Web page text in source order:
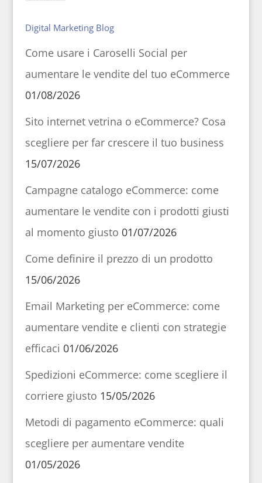
Digital Marketing Blog
Come usare i Caroselli Social per
aumentare le vendite del tuo eCommerce
01/08/2026
Sito internet vetrina o eCommerce? Cosa
scegliere per far crescere il tuo business
15/07/2026
Campagne catalogo eCommerce: come
aumentare le vendite con i prodotti giusti
al momento giusto 01/07/2026
Come definire il prezzo di un prodotto
15/06/2026
Email Marketing per eCommerce: come
aumentare vendite e clienti con strategie
efficaci 01/06/2026
Spedizioni eCommerce: come scegliere il
corriere giusto 15/05/2026
Metodi di pagamento eCommerce: quali
scegliere per aumentare vendite
01/05/2026